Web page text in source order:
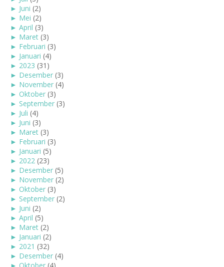
► Juni (2)
► Mei (2)
► April (3)
► Maret (3)
► Februari (3)
► Januari (4)
► 2023 (31)
► Desember (3)
► November (4)
► Oktober (3)
► September (3)
► Juli (4)
► Juni (3)
► Maret (3)
► Februari (3)
► Januari (5)
► 2022 (23)
► Desember (5)
► November (2)
► Oktober (3)
► September (2)
► Juni (2)
► April (5)
► Maret (2)
► Januari (2)
► 2021 (32)
► Desember (4)